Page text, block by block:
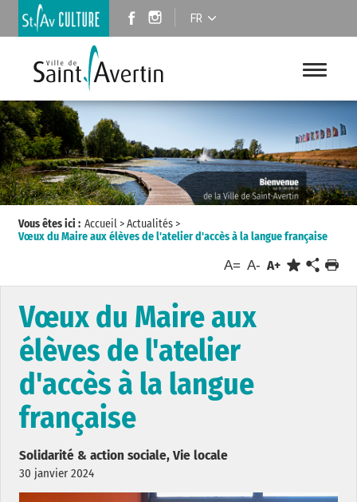
FR
Vous êtes ici : Accueil>Actualités>
Vœux du Maire aux élèves de l'atelier d'accès à la langue française
A= A- A+
Vœux du Maire aux
élèves de l'atelier
d'accès à la langue
française
Solidarité & action sociale, Vie locale
30 janvier 2024